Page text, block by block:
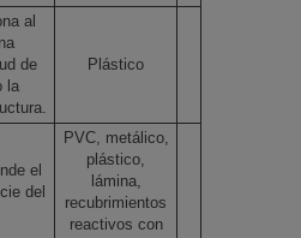
al
de
la
Plástico
el
del
PVC, metálico,
plástico,
lámina,
recubrimientos
reactivos con